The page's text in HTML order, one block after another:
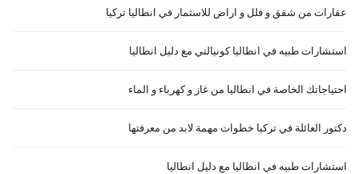
عقارات من شقق و فلل و اراض للاسثمار في انطاليا تركيا
استشارات طبيه في انطاليا كونيالتي مع دليل انطاليا
احتياجاتك الخاصة في انطاليا من غاز و كهرباء و الماء
دكتور العائلة في تركيا خطوات مهمة لابد من معرفتها
استشارات طبيه في انطاليا مع دليل انطاليا